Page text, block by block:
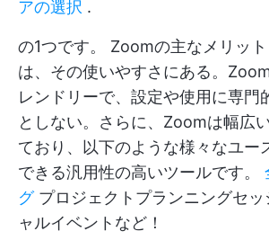
アの選択 .
の1つです。 Zoomの主なメリット
は、その使いやすさにある。
レンドリーで、設定や使用に専門
としない。さらに、Zoomは幅広
ており、以下のような様々なユー
できる汎用性の高いツールです。
グプロジェクトプランニングセッ
ャルイベントなど！